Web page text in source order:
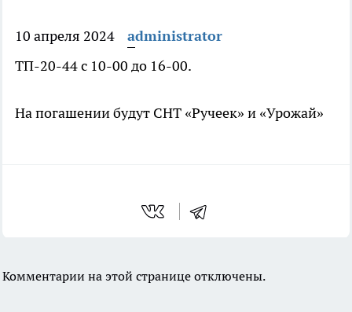
10 апреля 2024
administrator
ТП-20-44 с 10-00 до 16-00.
На погашении будут СНТ «Ручеек» и «Урожай»
Комментарии на этой странице отключены.